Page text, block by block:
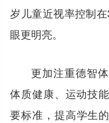
岁儿童近视率控制
眼更明亮。
更加注重德智
体质健康、运动技
要标准，提高学生